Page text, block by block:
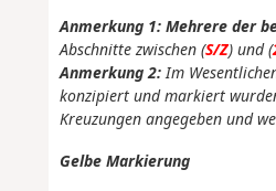
Anmerkung 1: Mehrere der
Abschnitte zwischen (S/Z) und (
Anmerkung 2:Im
konzipiert und markiert
Kreuzungen angegeben und
Gelbe Markierung